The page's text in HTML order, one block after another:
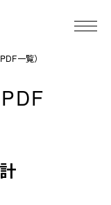
一覧）
PDF